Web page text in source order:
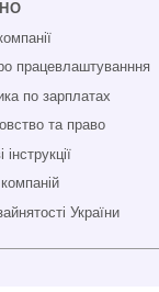
працевлаштуванння
по зарплатах
та право
інструкції
України